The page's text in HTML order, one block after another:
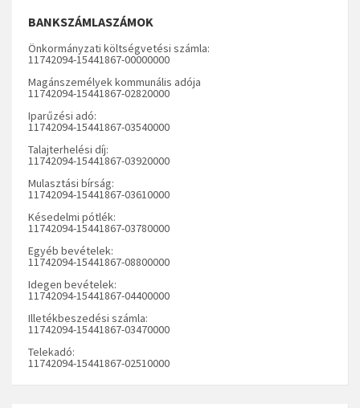
BANKSZÁMLASZÁMOK
Önkormányzati költségvetési számla:
11742094-15441867-00000000
Magánszemélyek kommunális adója
11742094-15441867-02820000
Iparűzési adó:
11742094-15441867-03540000
Talajterhelési díj:
11742094-15441867-03920000
Mulasztási bírság:
11742094-15441867-03610000
Késedelmi pótlék:
11742094-15441867-03780000
Egyéb bevételek:
11742094-15441867-08800000
Idegen bevételek:
11742094-15441867-04400000
Illetékbeszedési számla:
11742094-15441867-03470000
Telekadó:
11742094-15441867-02510000